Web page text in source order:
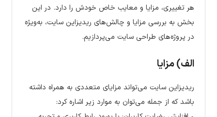
هر تغییری، مزایا و معایب خاص خودش را دارد. در این
بخش به بررسی مزایا و چالش‌های ریدیزاین سایت، به‌ویژه
در پروژه‌های طراحی سایت می‌پردازیم.
الف) مزایا
ریدیزاین سایت می‌تواند مزایای متعددی به همراه داشته
باشد که از جمله می‌توان به موارد زیر اشاره کرد: